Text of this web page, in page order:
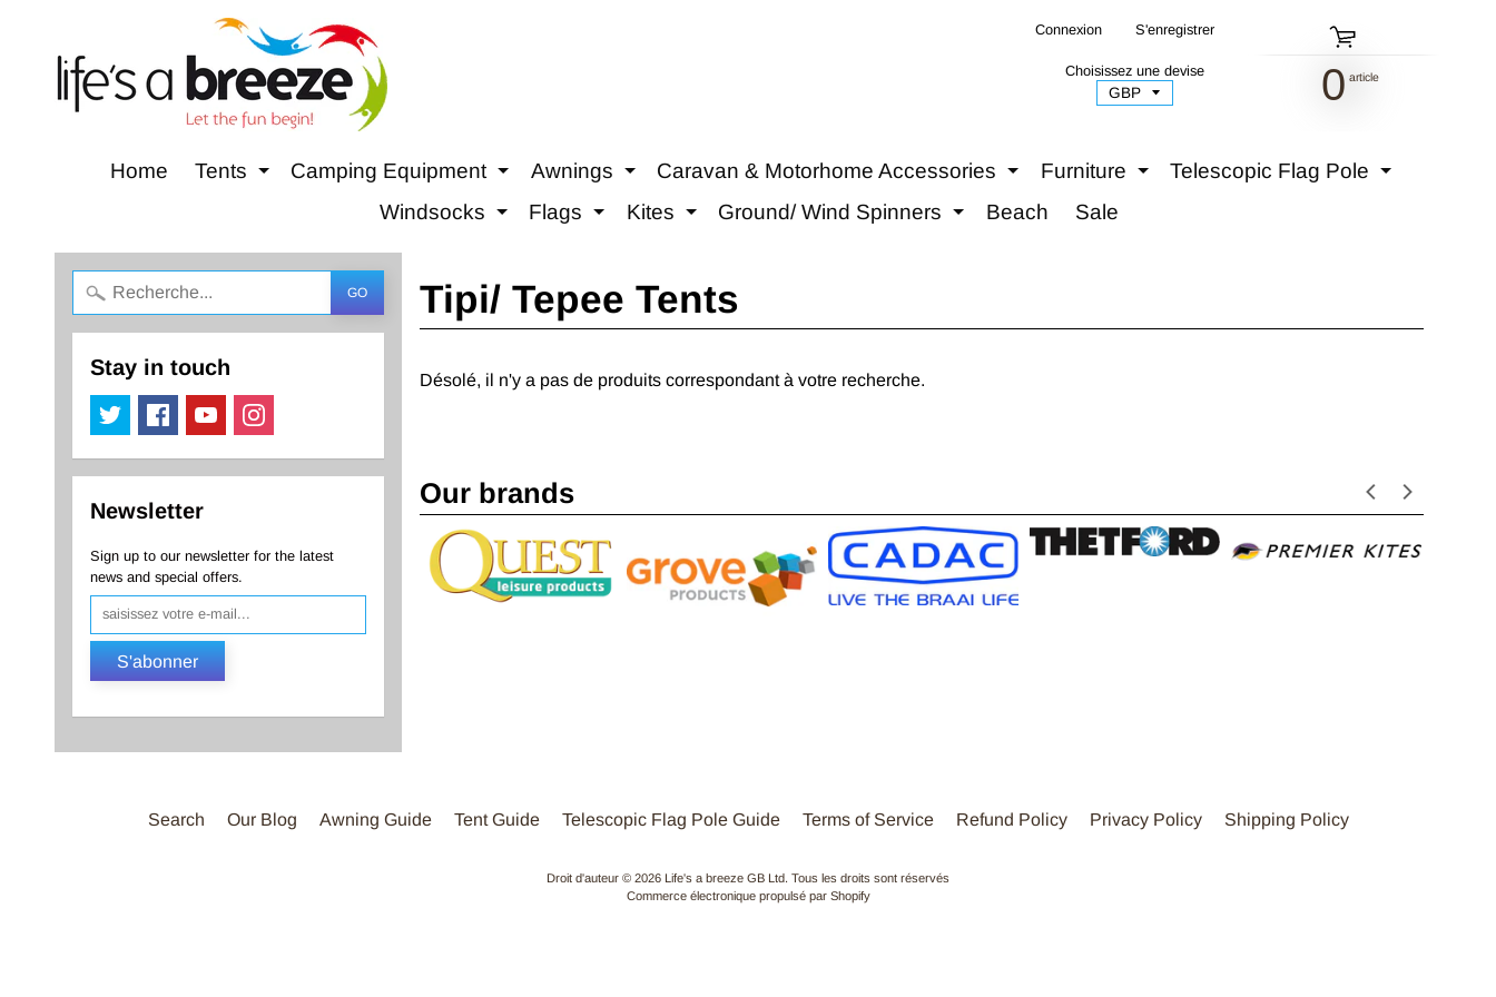
Connexion S'enregistrer
0 article
Home Tents Expand child menu
Camping Equipment Expand child menu
Awnings Expand child menu
Caravan & Motorhome Accessories Expand child menu
Furniture Expand child menu
Telescopic Flag Pole Expand
Windsocks Expand child menu
Flags Expand child menu
Kites Expand child menu
Ground/ Wind Spinners Expand child menu
Beach Sale
Choisissez une devise
GO
Stay in touch
Newsletter
Sign up to our newsletter for the latest
news and special offers.
S'abonner
Tipi/ Tepee Tents
Désolé, il n'y a pas de produits correspondant à votre recherche.
Our brands
Search Our Blog Awning Guide Tent Guide Telescopic Flag Pole Guide Terms of Service Refund Policy Privacy Policy Shipping Policy
Droit d'auteur © 2026 Life's a breeze GB Ltd. Tous les droits sont réservés
Commerce électronique propulsé par Shopify